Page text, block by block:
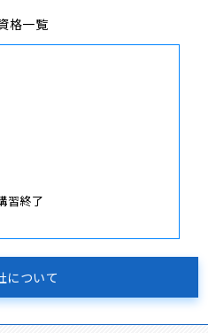
格一覧
習終了
について